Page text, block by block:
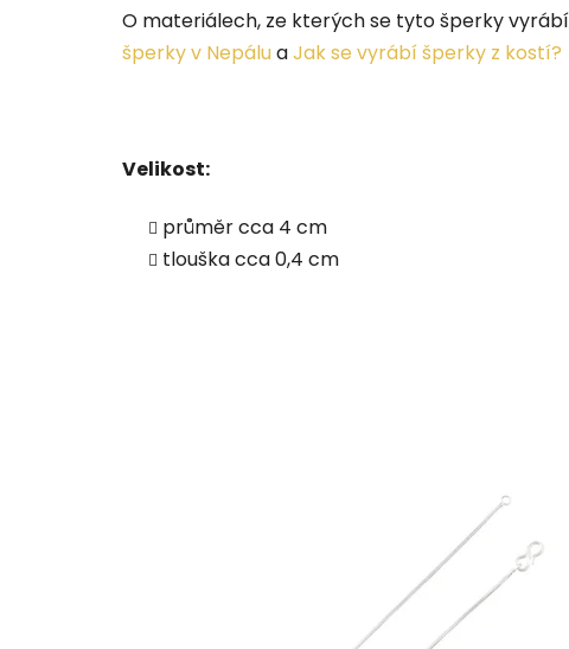
O materiálech, ze kterých se tyto šperky
šperky v NepáluaJak se vyrábí šperky z kostí?
Velikost:
průměr cca 4 cm
tlouška cca 0,4 cm